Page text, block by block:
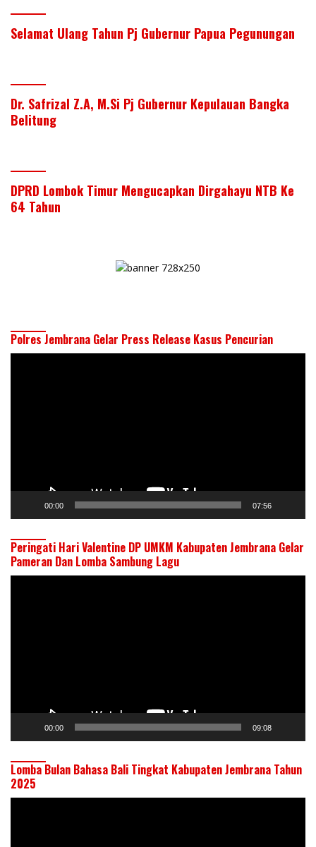
Selamat Ulang Tahun Pj Gubernur Papua Pegunungan
Dr. Safrizal Z.A, M.Si Pj Gubernur Kepulauan Bangka
Belitung
DPRD Lombok Timur Mengucapkan Dirgahayu NTB Ke
64 Tahun
Polres Jembrana Gelar Press Release Kasus Pencurian
00:00 07:56
Peringati Hari Valentine DP UMKM Kabupaten Jembrana Gelar
Pameran Dan Lomba Sambung Lagu
00:00 09:08
Lomba Bulan Bahasa Bali Tingkat Kabupaten Jembrana Tahun
2025